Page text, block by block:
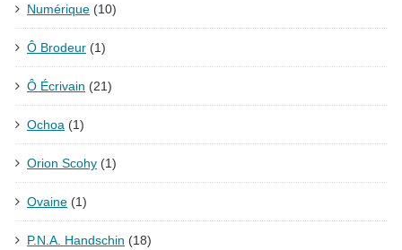
Numérique (10)
Ô Brodeur (1)
Ô Écrivain (21)
Ochoa (1)
Orion Scohy (1)
Ovaine (1)
P.N.A. Handschin (18)